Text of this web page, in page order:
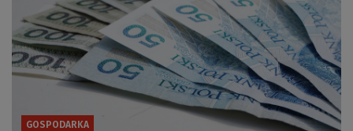
GOSPODARKA